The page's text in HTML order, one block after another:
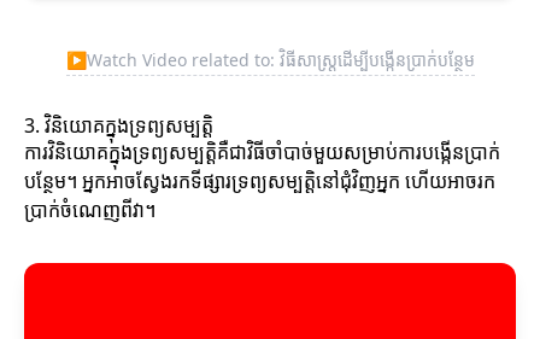
▶Watch Video related to: វិធីសាស្ត្រ​ដើម្បី​បង្កើនប្រាក់បន្ថែម
3. វិនិយោគក្នុងទ្រព្យសម្បត្តិ
ការវិនិយោគក្នុងទ្រព្យសម្បត្តិគឺជាវិធីចាំបាច់មួយសម្រាប់ការបង្កើនប្រាក់
បន្ថែម។ អ្នកអាចស្វែងរកទីផ្សារទ្រព្យសម្បត្តិនៅជុំវិញអ្នក ហើយអាចរក
ប្រាក់ចំណេញពីវា។